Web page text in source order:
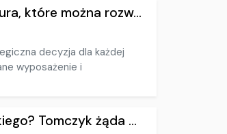
które można rozw...
decyzja dla każdej
wyposażenie i
Tomczyk żąda ...